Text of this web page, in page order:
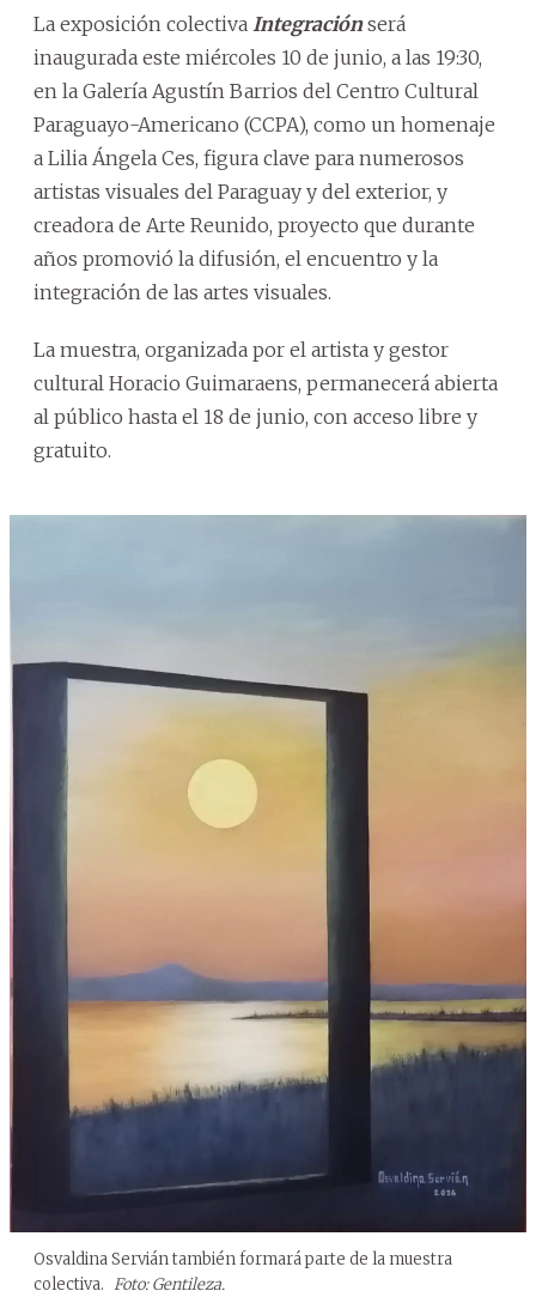
La exposición colectiva Integraciónserá
inaugurada este miércoles 10 de junio, a las 19:30,
en la Galería Agustín Barrios del Centro Cultural
Paraguayo-Americano (CCPA), como un homenaje
a Lilia Ángela Ces, figura clave para numerosos
artistas visuales del Paraguay y del exterior, y
creadora de Arte Reunido, proyecto que durante
años promovió la difusión, el encuentro y la
integración de las artes visuales.
La muestra, organizada por el artista y gestor
cultural Horacio Guimaraens, permanecerá abierta
al público hasta el 18 de junio, con acceso libre y
gratuito.
Osvaldina Servián también formará parte de la muestra
colectiva. Foto: Gentileza.